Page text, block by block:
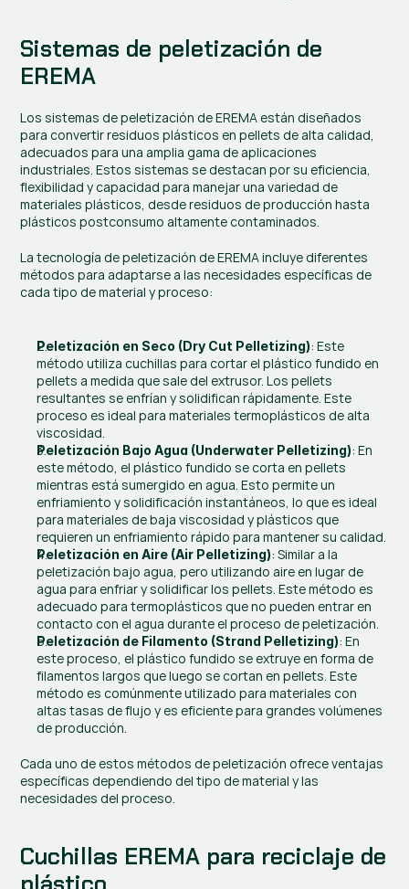
Sistemas de peletización de
EREMA
Los sistemas de peletización de EREMA están diseñados
para convertir residuos plásticos en pellets de alta calidad,
adecuados para una amplia gama de aplicaciones
industriales. Estos sistemas se destacan por su eficiencia,
flexibilidad y capacidad para manejar una variedad de
materiales plásticos, desde residuos de producción hasta
plásticos postconsumo altamente contaminados.
La tecnología de peletización de EREMA incluye diferentes
métodos para adaptarse a las necesidades específicas de
cada tipo de material y proceso:
Peletización en Seco (Dry Cut Pelletizing): Este
método utiliza cuchillas para cortar el plástico fundido en
pellets a medida que sale del extrusor. Los pellets
resultantes se enfrían y solidifican rápidamente. Este
proceso es ideal para materiales termoplásticos de alta
viscosidad.
Peletización Bajo Agua (Underwater Pelletizing): En
este método, el plástico fundido se corta en pellets
mientras está sumergido en agua. Esto permite un
enfriamiento y solidificación instantáneos, lo que es ideal
para materiales de baja viscosidad y plásticos que
requieren un enfriamiento rápido para mantener su calidad.
Peletización en Aire (Air Pelletizing): Similar a la
peletización bajo agua, pero utilizando aire en lugar de
agua para enfriar y solidificar los pellets. Este método es
adecuado para termoplásticos que no pueden entrar en
contacto con el agua durante el proceso de peletización.
Peletización de Filamento (Strand Pelletizing): En
este proceso, el plástico fundido se extruye en forma de
filamentos largos que luego se cortan en pellets. Este
método es comúnmente utilizado para materiales con
altas tasas de flujo y es eficiente para grandes volúmenes
de producción.
Cada uno de estos métodos de peletización ofrece ventajas
específicas dependiendo del tipo de material y las
necesidades del proceso.
Cuchillas EREMA para reciclaje de